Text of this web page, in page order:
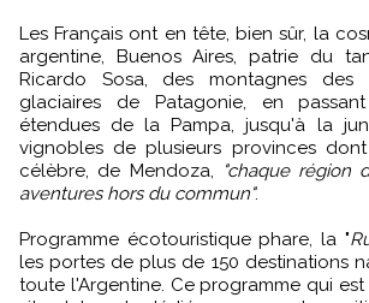
Les Français ont en tête, bien sûr, la
argentine, Buenos Aires, patrie du
Ricardo Sosa, des montagnes des
glaciaires de Patagonie, en
étendues de la Pampa, jusqu'à la
vignobles de plusieurs provinces
célèbre, de Mendoza,
"chaque région
aventures hors du commun".
Programme écotouristique phare, la "
les portes de plus de 150 destinations
toute l'Argentine. Ce programme qui